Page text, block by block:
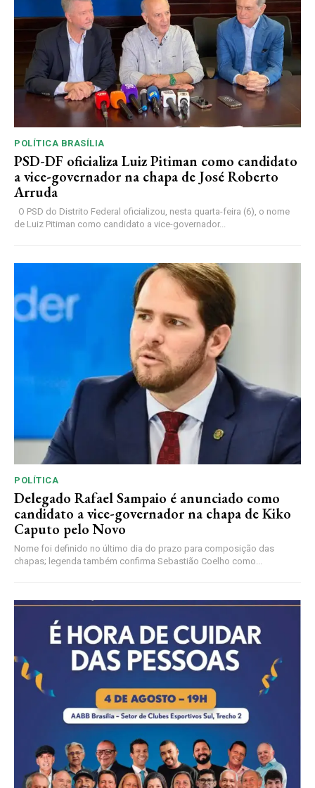
POLÍTICA BRASÍLIA
PSD-DF oficializa Luiz Pitiman como candidato
a vice-governador na chapa de José Roberto
Arruda
de Luiz Pitiman como candidato a vice-governador...
POLÍTICA
Delegado Rafael Sampaio é anunciado como
candidato a vice-governador na chapa de Kiko
Caputo pelo Novo
Nome foi definido no último dia do prazo para composição das
chapas; legenda também confirma Sebastião Coelho como...